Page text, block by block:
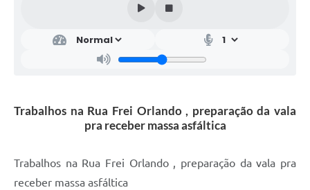
Trabalhos na Rua Frei Orlando , preparação da vala
pra receber massa asfáltica
Trabalhos na Rua Frei Orlando , preparação da vala pra
receber massa asfáltica